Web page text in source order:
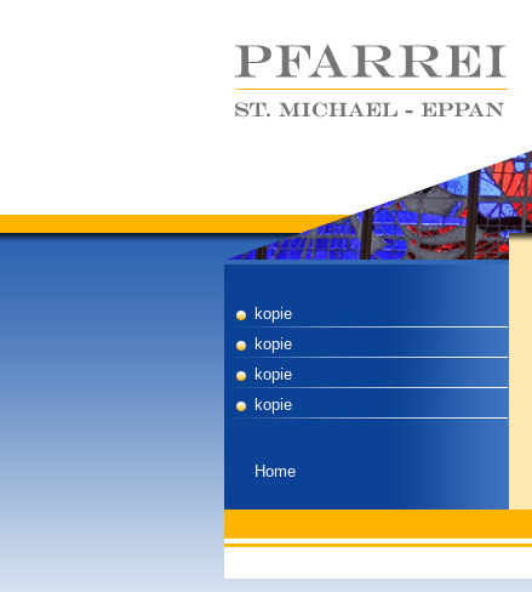
kopie
kopie
kopie
kopie
Home